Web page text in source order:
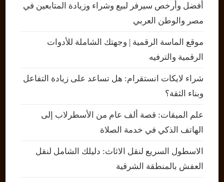
أفضل وأرخص سيرفر لبيع وشراء وزيادة المتابعين في
مصر والوطن العربي
موقع الماسة الرقمية | وجهتك الشاملة للأدوات
الرقمية والترفيه
شراء لايكات انستقرام: هل تساعد على زيادة التفاعل
وبناء الثقة؟
علم الميقات: قصة ألف عام من الأسطرلاب إلى
الهاتف الذكي في خدمة الصلاة
الاسطول السريع لنقل الاثاث: دليلك الشامل لنقل
العفش بالمنطقة الشرقية